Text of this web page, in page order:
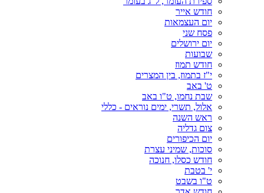
חודש אייר
יום העצמאות
פסח שני
יום ירושלים
שבועות
חודש תמוז
י"ז בתמוז, בין המצרים
ט' באב
שבת נחמו, ט"ו באב
אלול, תשרי, ימים נוראים - כללי
ראש השנה
צום גדליה
יום הכיפורים
סוכות, שמיני עצרת
חודש כסלו, חנוכה
י' בטבת
ט"ו בשבט